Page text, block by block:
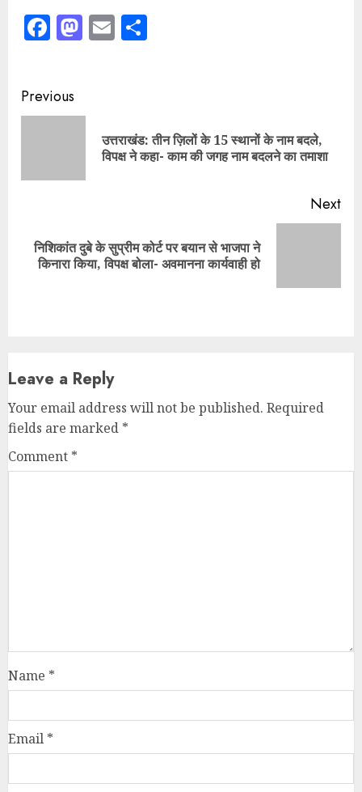
Facebook
Mastodon
Email
Continue
Reading
Previous
उत्तराखंड: तीन ज़िलों के 15 स्थानों के नाम बदले,
विपक्ष ने कहा- काम की जगह नाम बदलने का तमाशा
Next
Next
post:
निशिकांत दुबे के सुप्रीम कोर्ट पर बयान से भाजपा ने
किनारा किया, विपक्ष बोला- अवमानना कार्यवाही हो
Leave a Reply
Your email address will not be published. Required
fields are marked *
Comment *
Name *
Email *